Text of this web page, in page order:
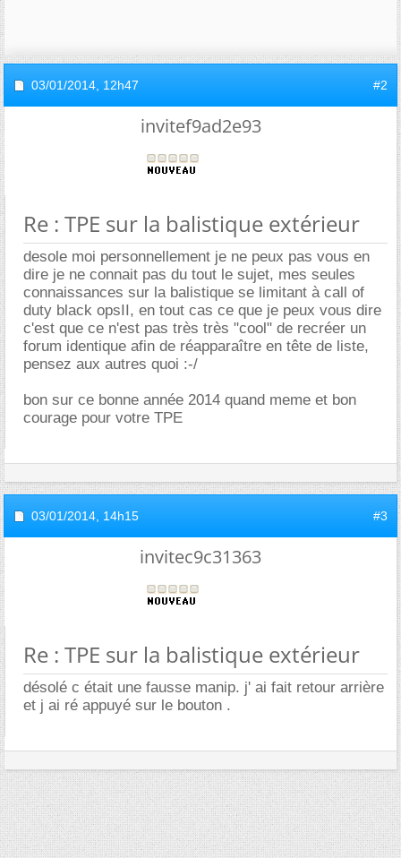
03/01/2014, 12h47 #2
invitef9ad2e93
Re : TPE sur la balistique extérieur
desole moi personnellement je ne peux pas vous en
dire je ne connait pas du tout le sujet, mes seules
connaissances sur la balistique se limitant à call of
duty black opsII, en tout cas ce que je peux vous dire
c'est que ce n'est pas très très "cool" de recréer un
forum identique afin de réapparaître en tête de liste,
pensez aux autres quoi :-/
bon sur ce bonne année 2014 quand meme et bon
courage pour votre TPE
03/01/2014, 14h15 #3
invitec9c31363
Re : TPE sur la balistique extérieur
désolé c était une fausse manip. j' ai fait retour arrière
et j ai ré appuyé sur le bouton .